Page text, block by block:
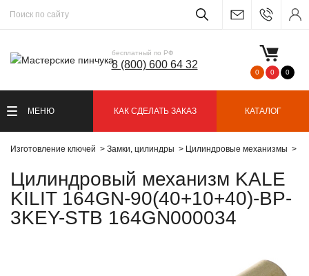
бесплатный по РФ
8 (800) 600 64 32
0 0 0
МЕНЮ КАК СДЕЛАТЬ ЗАКАЗ КАТАЛОГ
Изготовление ключей Замки, цилиндры Цилиндровые механизмы
Цилиндровый механизм KALE
KILIT 164GN-90(40+10+40)-BP-
3KEY-STB 164GN000034